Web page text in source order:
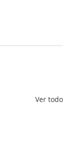
Ver todo